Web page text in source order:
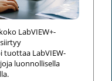
LabVIEW+-
tuottaa LabVIEW-
luonnollisella